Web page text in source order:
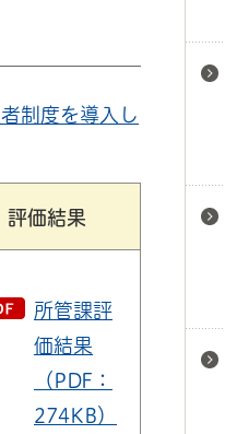
制度を導入し
評価結果
所管課評
価結果
（PDF：
274KB）